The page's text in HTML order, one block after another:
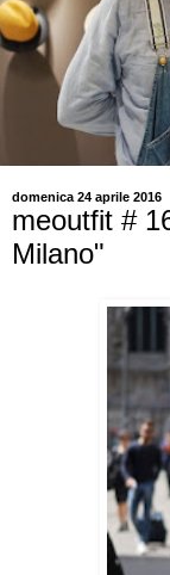
domenica 24 aprile 2016
meoutfit #
Milano"